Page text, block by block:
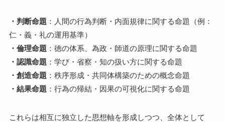
・判断命題 ：人間の行為判断・内面規律に関する命題（例：
仁・義・礼の運用基準）
・倫理命題 ：徳の体系、為政・師道の原理に関する命題
・認識命題 ：学び・省察・知の扱い方に関する命題
・創造命題 ：秩序形成・共同体構築のための概念命題
・結果命題 ：行為の帰結・因果の可視化に関する命題
これらは相互に独立した思想軸を形成しつつ、全体として